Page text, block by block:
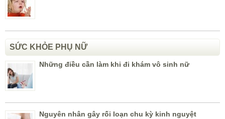
SỨC KHỎE PHỤ NỮ
Những điều cần làm khi đi khám vô sinh nữ
Nguyên nhân gây rối loạn chu kỳ kinh nguyệt